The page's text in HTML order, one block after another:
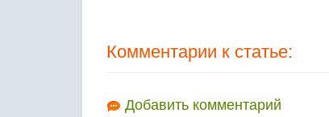
Комментарии к статье:
Добавить комментарий